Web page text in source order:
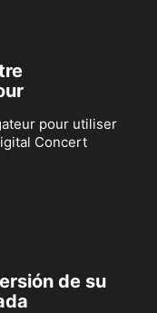
pour utiliser
Concert
de su